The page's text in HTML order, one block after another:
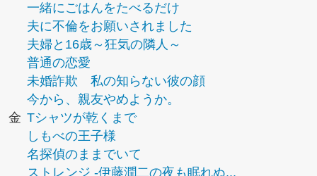
一緒にごはんをたべるだけ
夫に不倫をお願いされました
夫婦と16歳～狂気の隣人～
普通の恋愛
未婚詐欺 私の知らない彼の顔
今から、親友やめようか。
金 Tシャツが乾くまで
しもべの王子様
名探偵のままでいて
ストレンジ -伊藤潤二の夜も眠れぬ...